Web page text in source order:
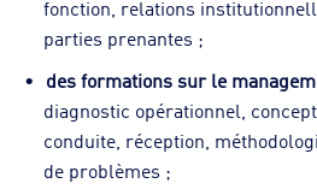
fonction, relations
parties prenantes ;
des formations sur le
diagnostic opérationnel,
conduite, réception,
de problèmes ;